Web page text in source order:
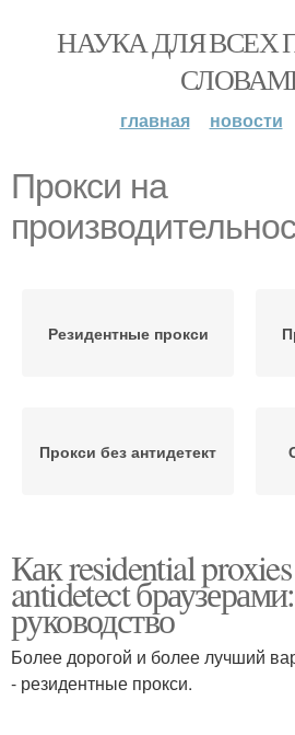
НАУКА ДЛЯ ВСЕХ
главная новости
Прокси на
Резидентные прокси
Прокси без антидетект
Мобильные прокси
Преимущества перед
Как residential
antidetect
руководство
Более дорогой и более лучший
- резидентные прокси.